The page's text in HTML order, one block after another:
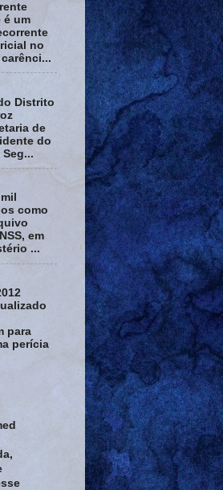
é um
no
carênci...
Distrito
de
do
como
em
...
para
perícia